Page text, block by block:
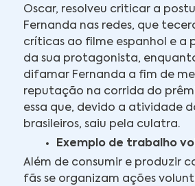
Oscar, resolveu criticar a
Fernanda nas redes, que
críticas ao filme espanhol e a
da sua protagonista,
difamar Fernanda a fim de
reputação na corrida do
essa que, devido a atividade
brasileiros, saiu pela culatra.
Exemplo de trabalho
Além de consumir e produzir
fãs se organizam ações